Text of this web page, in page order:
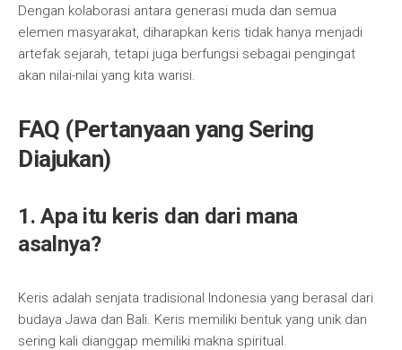
Dengan kolaborasi antara generasi muda dan semua
elemen masyarakat, diharapkan keris tidak hanya menjadi
artefak sejarah, tetapi juga berfungsi sebagai pengingat
akan nilai-nilai yang kita warisi.
FAQ (Pertanyaan yang Sering
Diajukan)
1. Apa itu keris dan dari mana
asalnya?
Keris adalah senjata tradisional Indonesia yang berasal dari
budaya Jawa dan Bali. Keris memiliki bentuk yang unik dan
sering kali dianggap memiliki makna spiritual.